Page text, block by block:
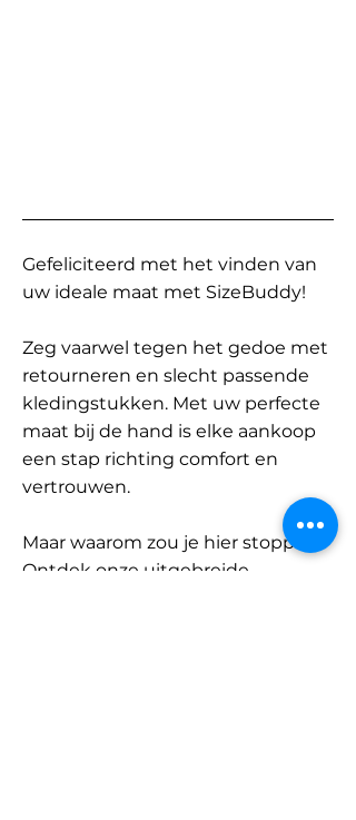
Gefeliciteerd met het vinden van
uw ideale maat met SizeBuddy!
Zeg vaarwel tegen het gedoe met
retourneren en slecht passende
kledingstukken. Met uw perfecte
maat bij de hand is elke aankoop
een stap richting comfort en
vertrouwen.
Maar waarom zou je hier stoppen?
Ontdek onze uitgebreide